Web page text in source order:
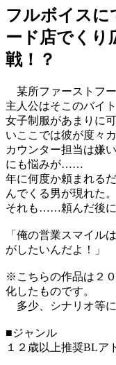
フルボイスに
ード店でく
戦！？
某所ファーストフー
主人公はそこのバイ
女子制服があまりに
いここでは彼が度々
カウンター担当は嫌
にも悩みが……
年に何度か頼まれる
んでくる男が現れた。
それも……頼んだ後に
「俺の営業スマイ
がしたいんだよ！」
※こちらの作品は２
化したものです。
多少、シナリオ等に
■ジャンル
１２歳以上推奨BLア